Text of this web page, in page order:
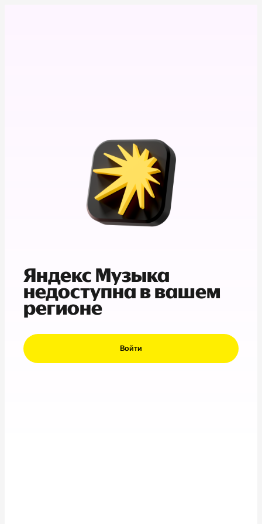
Яндекс Музыка
недоступна в вашем
регионе
Войти